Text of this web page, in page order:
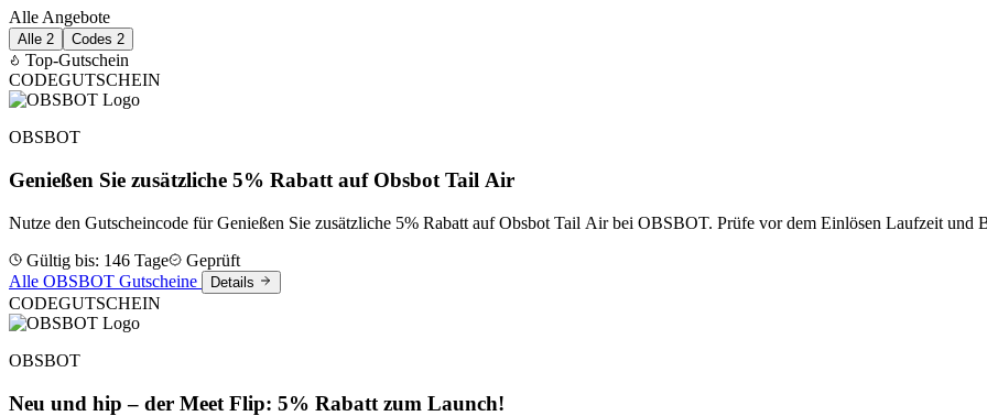
Alle Angebote
Alle 2 Codes 2
Top-Gutschein
CODEGUTSCHEIN
OBSBOT
Genießen Sie zusätzliche 5% Rabatt auf Obsbot Tail Air
Nutze den Gutscheincode für Genießen Sie zusätzliche 5% Rabatt auf Obsbot Tail Air bei OBSBOT. Prüfe vor dem Einlösen Laufzeit und
Gültig bis: 146 Tage
Geprüft
Alle OBSBOT Gutscheine
Details
CODEGUTSCHEIN
OBSBOT
Neu und hip – der Meet Flip: 5% Rabatt zum Launch!